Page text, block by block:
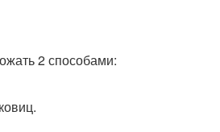
2 способами: